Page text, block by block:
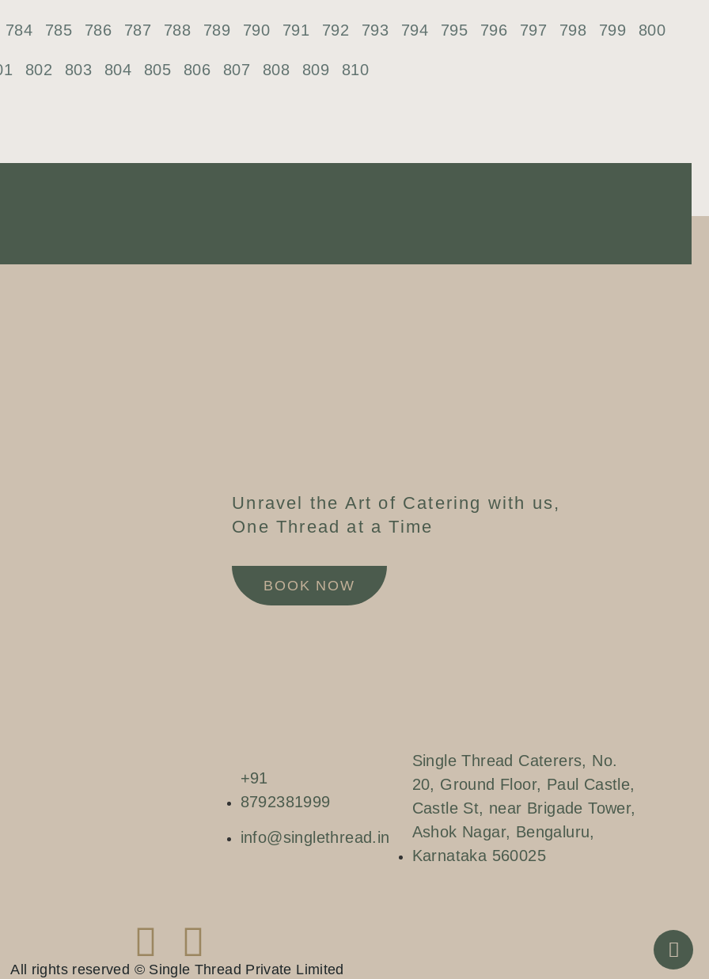
784 785 786 787 788 789 790 791 792 793 794 795 796 797 798 799 800
802 803 804 805 806 807 808 809 810
Unravel the Art of Catering with us,
One Thread at a Time
BOOK NOW
+91
8792381999
info@singlethread.in
Single Thread Caterers, No.
20, Ground Floor, Paul Castle,
Castle St, near Brigade Tower,
Ashok Nagar, Bengaluru,
Karnataka 560025
All rights reserved © Single Thread Private Limited